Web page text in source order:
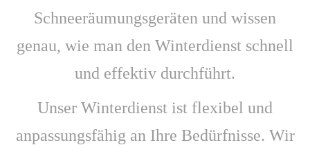
Schneeräumungsgeräten und wissen
genau, wie man den Winterdienst schnell
und effektiv durchführt.
Unser Winterdienst ist flexibel und
anpassungsfähig an Ihre Bedürfnisse. Wir